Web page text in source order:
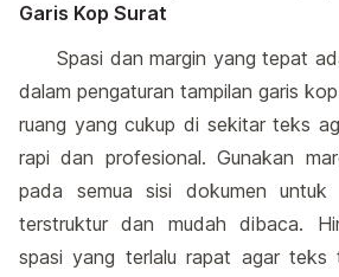
Garis Kop Surat
Spasi dan margin yang tepat
dalam pengaturan tampilan garis
ruang yang cukup di sekitar teks
rapi dan profesional. Gunakan
pada semua sisi dokumen untuk
terstruktur dan mudah dibaca.
spasi yang terlalu rapat agar teks